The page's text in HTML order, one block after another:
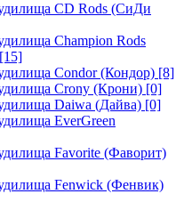
CD Rods (СиДи
Champion Rods
[15]
Condor (Кондор) [8]
Crony (Крони) [0]
Daiwa (Дайва) [0]
EverGreen
Favorite (Фаворит)
Fenwick (Фенвик)